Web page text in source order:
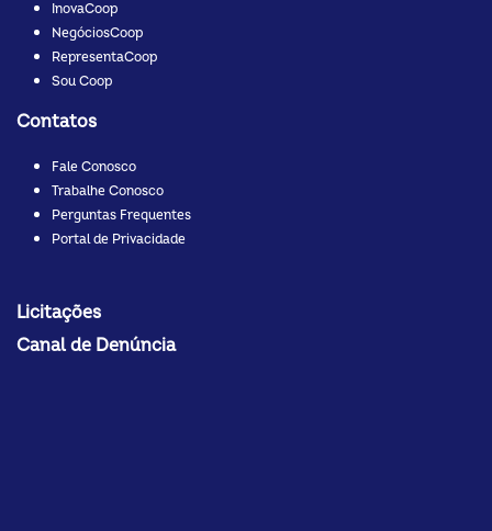
InovaCoop
NegóciosCoop
RepresentaCoop
Sou Coop
Contatos
Fale Conosco
Trabalhe Conosco
Perguntas Frequentes
Portal de Privacidade
Licitações
Canal de Denúncia